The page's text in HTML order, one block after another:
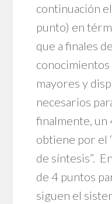
continuación
punto) en
que a finales
conocimientos
mayores y
necesarios
finalmente, un
obtiene por el
de síntesis”.
de 4 puntos
siguen el